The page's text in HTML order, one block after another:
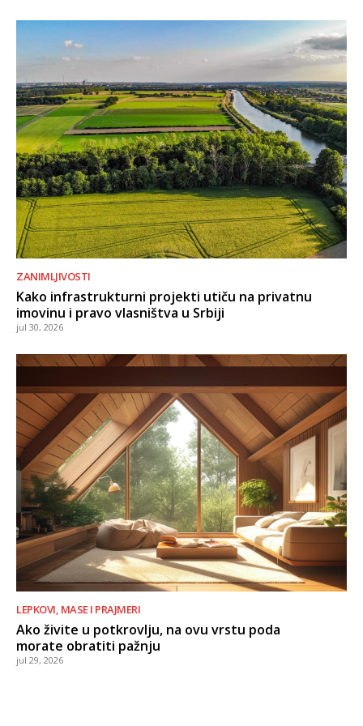
ZANIMLJIVOSTI
Kako infrastrukturni projekti utiču na privatnu
imovinu i pravo vlasništva u Srbiji
jul 30, 2026
LEPKOVI, MASE I PRAJMERI
Ako živite u potkrovlju, na ovu vrstu poda
morate obratiti pažnju
jul 29, 2026